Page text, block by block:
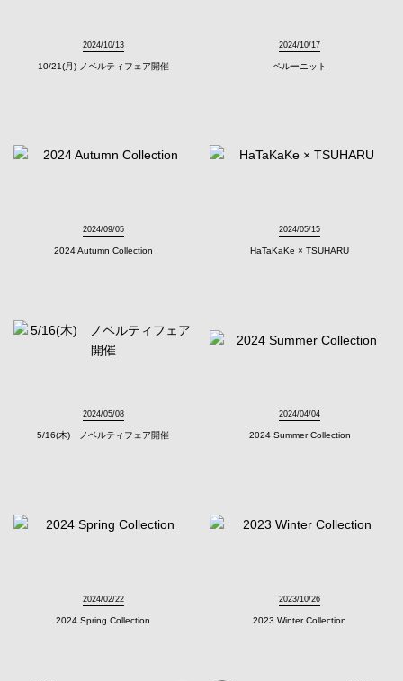
2024/10/13
10/21(月) ノベルティフェア開催
2024/10/17
ペルーニット
2024/09/05
2024 Autumn Collection
2024/05/15
HaTaKaKe × TSUHARU
2024/05/08
5/16(木) ノベルティフェア開催
2024/04/04
2024 Summer Collection
2024/02/22
2024 Spring Collection
2023/10/26
2023 Winter Collection